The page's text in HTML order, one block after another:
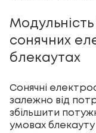
сонячних
блекаутах
Сонячні
залежно від
збільшити
умовах